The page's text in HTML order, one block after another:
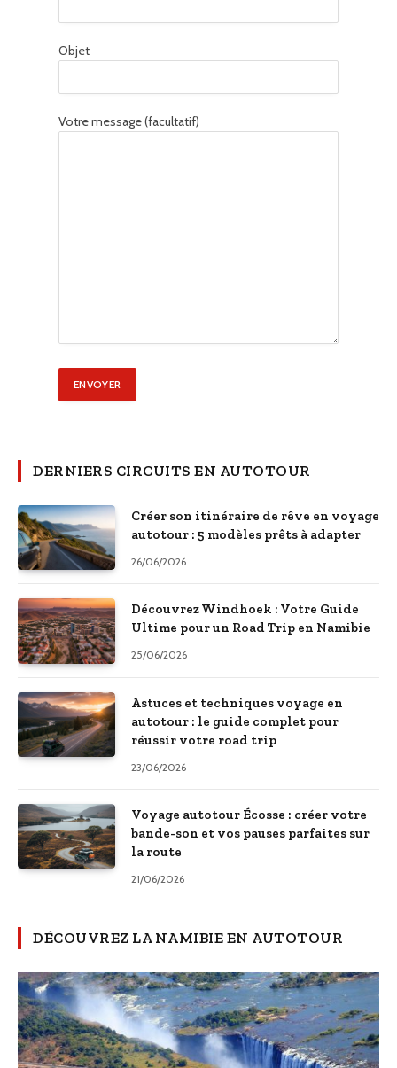
Objet
Votre message (facultatif)
DERNIERS CIRCUITS EN AUTOTOUR
Créer son itinéraire de rêve en voyage
autotour : 5 modèles prêts à adapter
26/06/2026
Découvrez Windhoek : Votre Guide
Ultime pour un Road Trip en Namibie
25/06/2026
Astuces et techniques voyage en
autotour : le guide complet pour
réussir votre road trip
23/06/2026
Voyage autotour Écosse : créer votre
bande-son et vos pauses parfaites sur
la route
21/06/2026
DÉCOUVREZ LA NAMIBIE EN AUTOTOUR